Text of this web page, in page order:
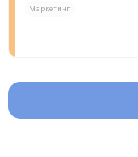
Маркетинг